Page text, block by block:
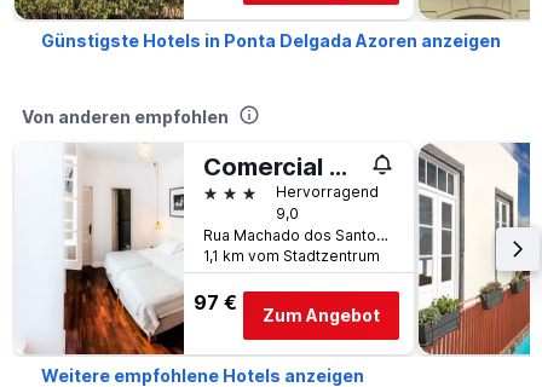
Günstigste Hotels in Ponta Delgada Azoren anzeigen
Von anderen empfohlen
Comercial Azores Guest House
3 SterneHervorragend
9,0
Rua Machado dos Santos, 73, Ponta Delgada Azoren, Azoren, Portugal
1,1 km vom Stadtzentrum
97 €
Zum Angebot
Weitere empfohlene Hotels anzeigen